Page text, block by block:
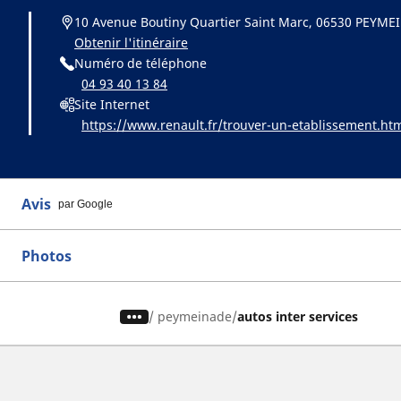
10 Avenue Boutiny Quartier Saint Marc, 06530
Obtenir l'itinéraire
Numéro de téléphone
04 93 40 13 84
Site Internet
https://www.renault.fr/trouver-un-
Avis par Google
Photos
/ peymeinade autos inter services